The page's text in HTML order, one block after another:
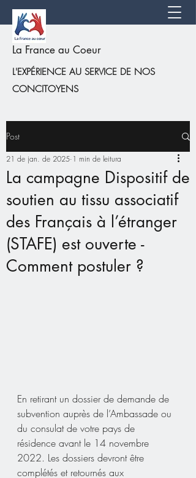
La France au Coeur
L'EXPÉRIENCE AU SERVICE DE NOS
CONCITOYENS
Post
La campagne Dispositif de
soutien au tissu associatif
des Français à l’étranger
(STAFE) est ouverte -
Comment postuler ?
21 de jan. de 2025 1 min de leitura
En retirant un dossier de demande de
subvention auprès de l’Ambassade ou
du consulat de votre pays de
résidence avant le 14 novembre
2022. Les dossiers devront être
complétés et retournés aux